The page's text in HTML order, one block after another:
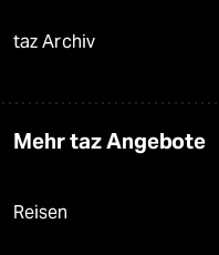
taz Archiv
Mehr taz Angebote
Reisen